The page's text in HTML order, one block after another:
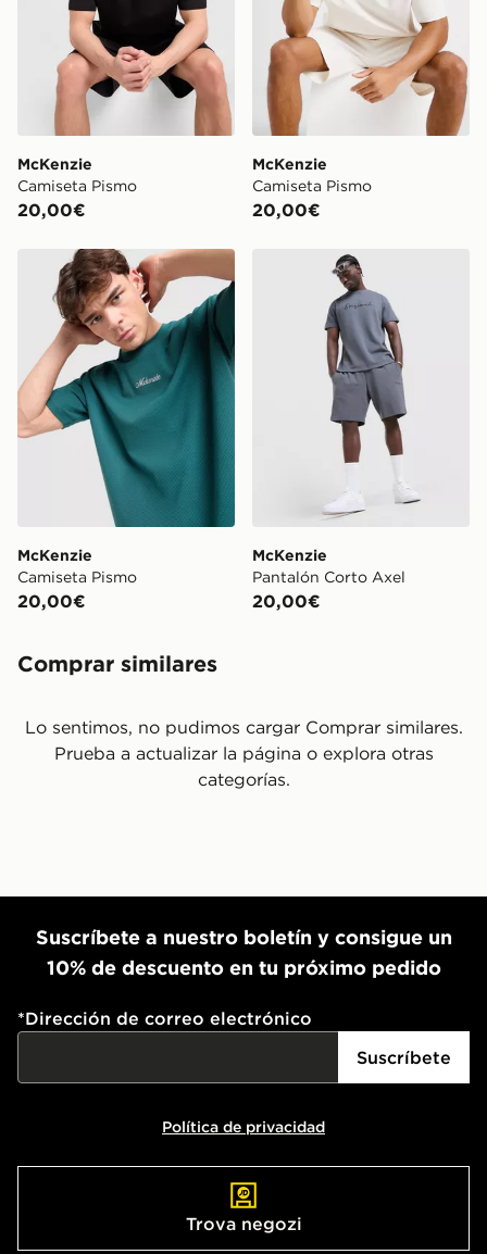
McKenzie
Camiseta Pismo
20,00€
McKenzie
Camiseta Pismo
20,00€
McKenzie Camiseta Pismo
McKenzie
Camiseta Pismo
20,00€
McKenzie Pantalón Corto
McKenzie
Pantalón Corto Axel
20,00€
Comprar similares
Lo sentimos, no pudimos cargar Comprar similares.
Prueba a actualizar la página o explora otras
categorías.
Suscríbete a nuestro boletín y consigue un
10% de descuento en tu próximo pedido
*Dirección de correo electrónico
Suscríbete
Política de privacidad
Trova negozi